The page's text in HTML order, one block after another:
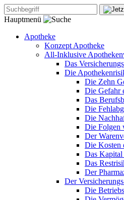
Hauptmenü
Apotheke
Konzept Apotheke
All-Inklusive
Das
Die
Die Zehn
Die Gefahr
Das
Die
Die
Die Folgen
Der
Die Kosten
Das
Das
Der
Der
Die